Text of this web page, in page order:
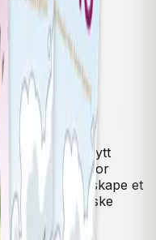
er et splitter nytt
til rette for
bidrar til å skape et
tør å utforske